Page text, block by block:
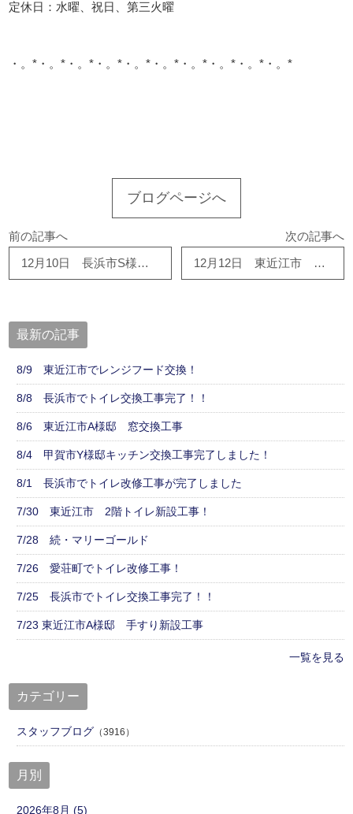
定休日：水曜、祝日、第三火曜
・。*・。*・。*・。*・。*・。*・。*・。*・。*・。*
ブログページへ
前の記事へ
12月10日 長浜市S様邸にて天井修復工事をご依頼いただきました。有難う御座います！！
次の記事へ
12月12日 東近江市 Ｍ様邸 畳入れ替えさせて頂きました！！ 有難うございます！！
最新の記事
8/9 東近江市でレンジフード交換！
8/8 長浜市でトイレ交換工事完了！！
8/6 東近江市A様邸 窓交換工事
8/4 甲賀市Y様邸キッチン交換工事完了しました！
8/1 長浜市でトイレ改修工事が完了しました
7/30 東近江市 2階トイレ新設工事！
7/28 続・マリーゴールド
7/26 愛荘町でトイレ改修工事！
7/25 長浜市でトイレ交換工事完了！！
7/23 東近江市A様邸 手すり新設工事
一覧を見る
カテゴリー
スタッフブログ （3916）
月別
2026年8月 (5)